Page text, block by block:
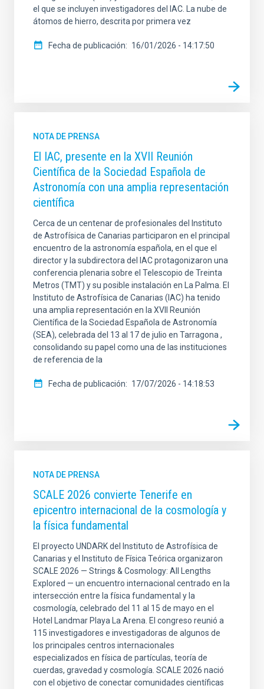
el que se incluyen investigadores del IAC. La nube de
átomos de hierro, descrita por primera vez
Fecha de publicación 16/01/2026 - 14:17:50
NOTA DE PRENSA
El IAC, presente en la XVII Reunión
Científica de la Sociedad Española de
Astronomía con una amplia representación
científica
Cerca de un centenar de profesionales del Instituto
de Astrofísica de Canarias participaron en el principal
encuentro de la astronomía española, en el que el
director y la subdirectora del IAC protagonizaron una
conferencia plenaria sobre el Telescopio de Treinta
Metros (TMT) y su posible instalación en La Palma. El
Instituto de Astrofísica de Canarias (IAC) ha tenido
una amplia representación en la XVII Reunión
Científica de la Sociedad Española de Astronomía
(SEA), celebrada del 13 al 17 de julio en Tarragona ,
consolidando su papel como una de las instituciones
de referencia de la
Fecha de publicación 17/07/2026 - 14:18:53
NOTA DE PRENSA
SCALE 2026 convierte Tenerife en
epicentro internacional de la cosmología y
la física fundamental
El proyecto UNDARK del Instituto de Astrofísica de
Canarias y el Instituto de Física Teórica organizaron
SCALE 2026 — Strings & Cosmology: All Lengths
Explored — un encuentro internacional centrado en la
intersección entre la física fundamental y la
cosmología, celebrado del 11 al 15 de mayo en el
Hotel Landmar Playa La Arena. El congreso reunió a
115 investigadores e investigadoras de algunos de
los principales centros internacionales
especializados en física de partículas, teoría de
cuerdas, gravedad y cosmología. SCALE 2026 nació
con el objetivo de conectar comunidades científicas